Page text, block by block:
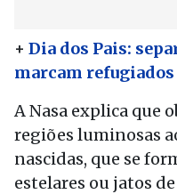
+ Dia dos Pais:
marcam
A Nasa explica que
regiões luminosas
nascidas, que se
estelares ou jatos